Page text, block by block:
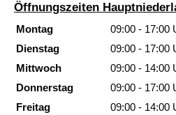
Öffnungszeiten
Montag
09:00 - 17:00
Dienstag
09:00 - 17:00
Mittwoch
09:00 - 14:00
Donnerstag
09:00 - 17:00
Freitag
09:00 - 14:00